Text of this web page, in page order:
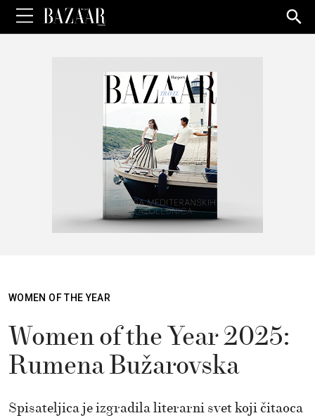
for:
WOMEN OF THE YEAR
Women of the Year 2025:
Rumena Bužarovska
Spisateljica je izgradila literarni svet koji čitaoca